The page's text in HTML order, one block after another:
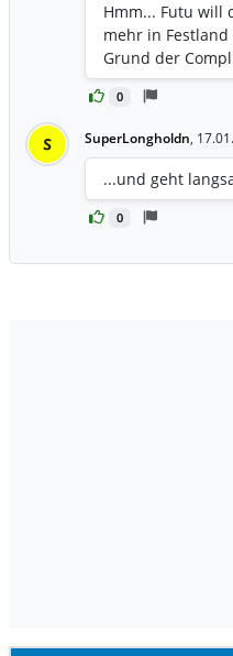
0
Hmm... Futu will
mehr in
Grund der
S SuperLongholdn,
0
...und geht